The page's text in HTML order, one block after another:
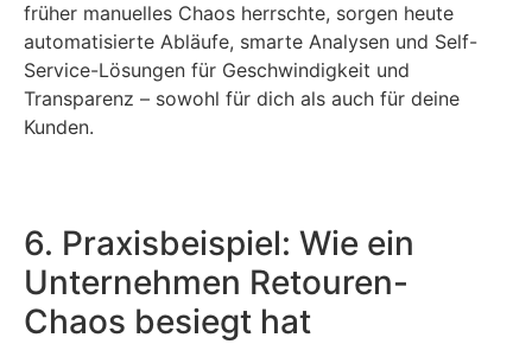
früher manuelles Chaos herrschte, sorgen heute
automatisierte Abläufe, smarte Analysen und Self-
Service-Lösungen für Geschwindigkeit und
Transparenz – sowohl für dich als auch für deine
Kunden.
6. Praxisbeispiel: Wie ein
Unternehmen Retouren-
Chaos besiegt hat